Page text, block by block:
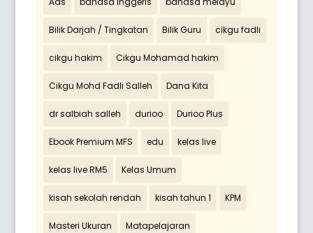
Bilik Darjah / Tingkatan Bilik Guru cikgu fadli
cikgu hakim Cikgu Mohamad hakim
Cikgu Mohd Fadli Salleh Dana Kita
dr salbiah salleh durioo Durioo Plus
Ebook Premium MFS edu kelas live
kelas live RM5 Kelas Umum
kisah sekolah rendah kisah tahun 1 KPM
Masteri Ukuran Matapelajaran